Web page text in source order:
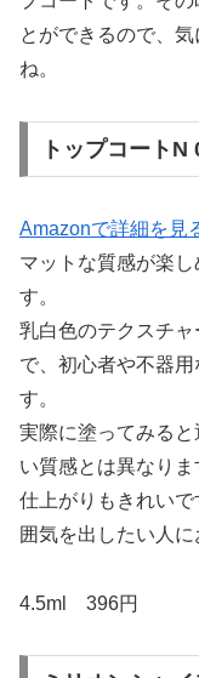
とができるので、
ね。
トップコート
Amazonで詳細を見
マットな質感が楽
す。
乳白色のテクスチ
で、初心者や不器
す。
実際に塗ってみる
い質感とは異なりま
仕上がりもきれい
囲気を出したい人に
4.5ml 396円